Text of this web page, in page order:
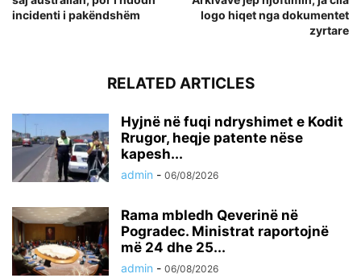
incidenti i pakëndshëm
logo hiqet nga dokumentet
zyrtare
RELATED ARTICLES
Hyjnë në fuqi ndryshimet e Kodit
Rrugor, heqje patente nëse
kapesh...
admin - 06/08/2026
Rama mbledh Qeverinë në
Pogradec. Ministrat raportojnë
më 24 dhe 25...
admin - 06/08/2026